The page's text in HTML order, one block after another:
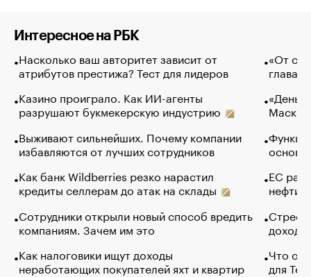
Интересное на РБК
Насколько ваш авторитет зависит от
атрибутов престижа? Тест для лидеров
Казино проиграло. Как ИИ-агенты
разрушают букмекерскую индустрию
Выживают сильнейших. Почему компании
избавляются от лучших сотрудников
Как банк Wildberries резко нарастил
кредиты селлерам до атак на склады
Сотрудники открыли новый способ вредить
компаниям. Зачем им это
Как налоговики ищут доходы
неработающих покупателей яхт и квартир
«От
глава
Маск в
основ
ЕС
нефти
Что
для